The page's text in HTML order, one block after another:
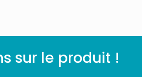
sur le produit !